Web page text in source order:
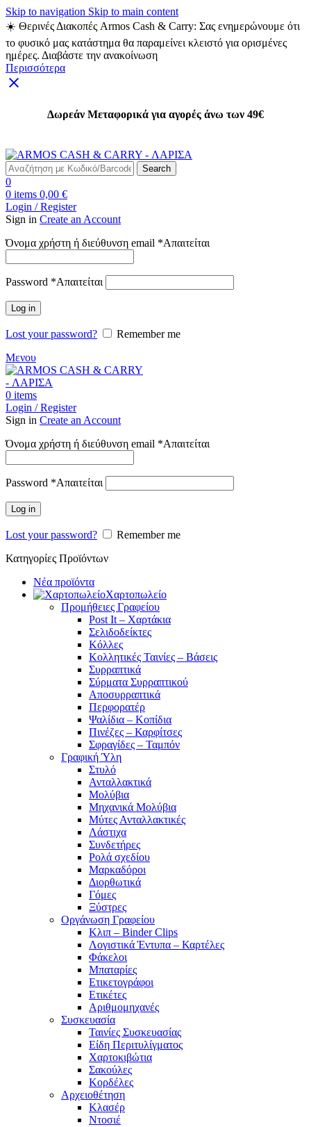
Skip to navigation Skip to main content
☀️ Θερινές Διακοπές Armos Cash & Carry: Σας ενημερώνουμε ότι
το φυσικό μας κατάστημα θα παραμείνει κλειστό για ορισμένες
ημέρες. Διαβάστε την ανακοίνωση
Περισσότερα
Δωρεάν Μεταφορικά για αγορές άνω των 49€
Search
0
0 items 0,00 €
Login / Register
Sign in Create an Account
Όνομα χρήστη ή διεύθυνση email *Απαιτείται
Password *Απαιτείται
Log in
Lost your password?
Remember me
Μενου
0 items
Login / Register
Sign in Create an Account
Όνομα χρήστη ή διεύθυνση email *Απαιτείται
Password *Απαιτείται
Log in
Lost your password?
Remember me
Κατηγορίες Προϊόντων
Νέα προϊόντα
Χαρτοπωλείο
Προμήθειες Γραφείου
Post It – Χαρτάκια
Σελιδοδείκτες
Κόλλες
Κολλητικές Ταινίες – Βάσεις
Συρραπτικά
Σύρματα Συρραπτικού
Αποσυρραπτικά
Περφορατέρ
Ψαλίδια – Κοπίδια
Πινέζες – Καρφίτσες
Σφραγίδες – Ταμπόν
Γραφική Ύλη
Στυλό
Ανταλλακτικά
Μολύβια
Μηχανικά Μολύβια
Μύτες Ανταλλακτικές
Λάστιχα
Συνδετήρες
Ρολά σχεδίου
Μαρκαδόροι
Διορθωτικά
Γόμες
Ξύστρες
Οργάνωση Γραφείου
Κλιπ – Binder Clips
Λογιστικά Έντυπα – Καρτέλες
Φάκελοι
Μπαταρίες
Ετικετογράφοι
Ετικέτες
Αριθμομηχανές
Συσκευασία
Ταινίες Συσκευασίας
Είδη Περιτυλίγματος
Χαρτοκιβώτια
Σακούλες
Κορδέλες
Αρχειοθέτηση
Κλασέρ
Ντοσιέ